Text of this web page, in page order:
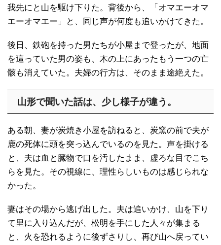
我先にと山を駆け下りた。背後から、「オマエーオマ
エーオマエー」と、同じ声が何度も追いかけてきた。
後日、鉄砲を持った男たちが小屋まで登ったが、地面
を這っていた男の姿も、木の上にあったもう一つの亡
骸も消えていた。夫婦の行方は、そのまま途絶えた。
山形で聞いた話は、少し様子が違う。
ある朝、妻が炭焼き小屋を訪ねると、炭窯の前で夫が
鹿の死体に頭を突っ込んでいるのを見た。声を掛ける
と、夫は血と臓物で口を汚したまま、虚ろな目でこち
らを見た。その視線に、理性らしいものは感じられな
かった。
妻はその場から逃げ出した。夫は追いかけ、山を下り
て里に入り込んだが、松明を手にした人々が集まる
と、火を恐れるように後ずさりし、再び山へ戻ってい